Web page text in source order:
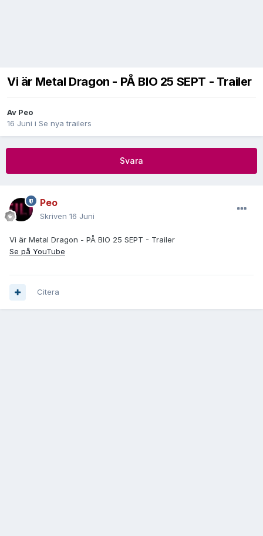
Vi är Metal Dragon - PÅ BIO 25 SEPT - Trailer
Av Peo
16 Juni i Se nya trailers
Svara
Peo
Skriven 16 Juni
Vi är Metal Dragon - PÅ BIO 25 SEPT - Trailer
Se på YouTube
Citera